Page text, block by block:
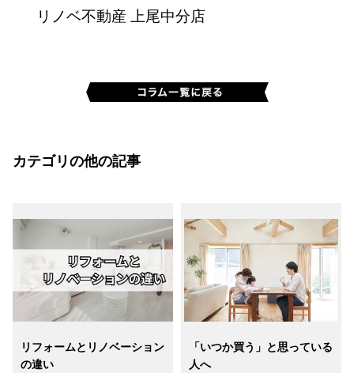
リノベ不動産 上尾中分店
カテゴリの他の記事
リフォームとリノベーション
の違い
「いつか買う」と思っている
人へ